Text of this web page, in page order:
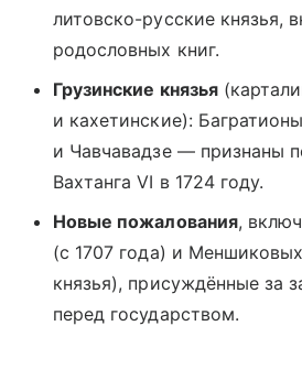
литовско-русские князья,
родословных книг.
Грузинские князья
и кахетинские):
и Чавчавадзе — признаны
Вахтанга VI в 1724 году.
Новые пожалования,
(с 1707 года) и
князья), присуждённые за
перед государством.